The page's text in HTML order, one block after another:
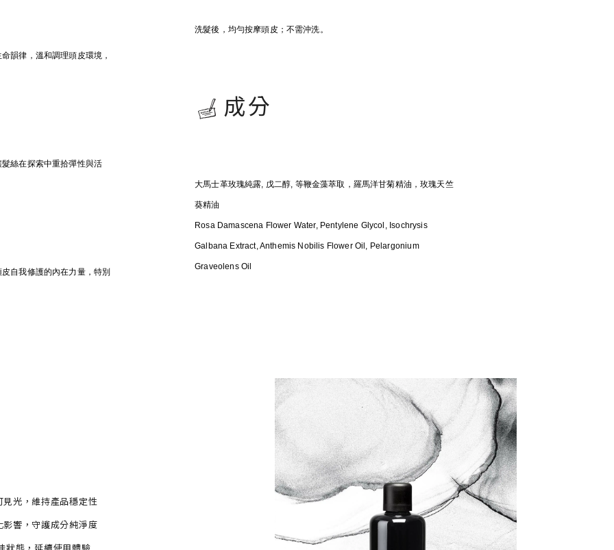
韻律，溫和調理頭皮環境，
絲在探索中重拾彈性與活
自我修護的內在力量，特別
洗髮後，均勻按摩頭皮；不需沖洗。
成分
大馬士革玫瑰純露, 戊二醇, 等鞭金藻萃取，羅馬洋甘菊精油，玫瑰天竺
葵精油
Rosa Damascena Flower Water, Pentylene Glycol, Isochrysis
Galbana Extract, Anthemis Nobilis Flower Oil, Pelargonium
Graveolens Oil
見光，維持產品穩定性
影響，守護成分純淨度